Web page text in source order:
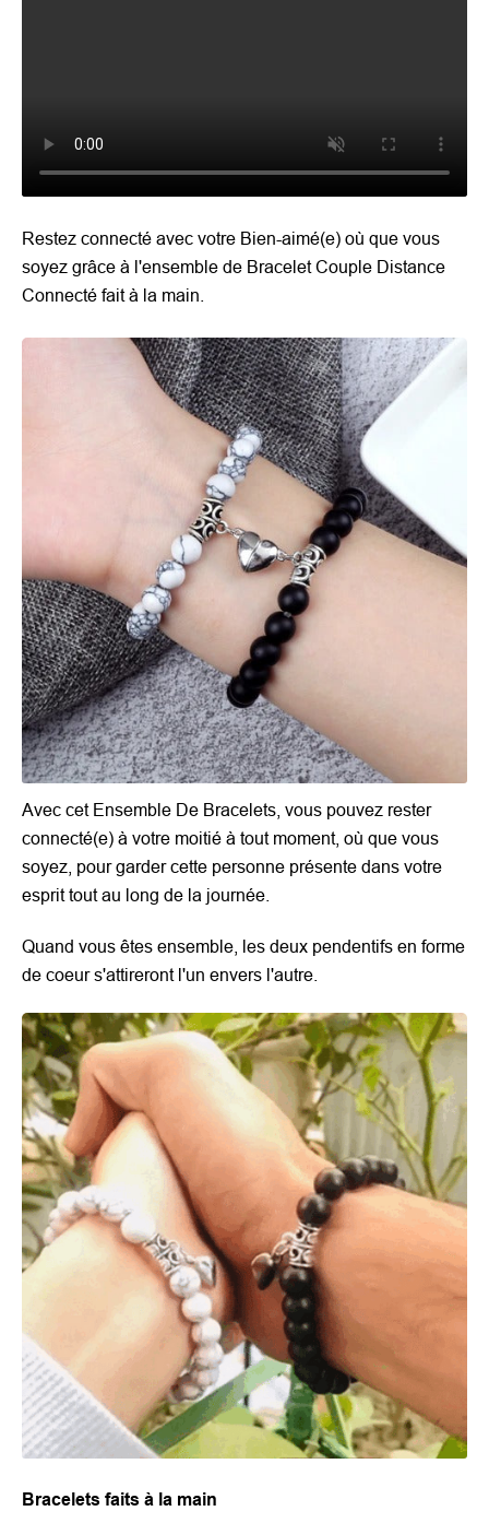
Restez connecté avec votre Bien-aimé(e) où que vous
soyez grâce à l'ensemble de Bracelet Couple Distance
Connecté fait à la main.
Avec cet Ensemble De Bracelets, vous pouvez rester
connecté(e) à votre moitié à tout moment, où que vous
soyez, pour garder cette personne présente dans votre
esprit tout au long de la journée.
Quand vous êtes ensemble, les deux pendentifs en forme
de coeur s'attireront l'un envers l'autre.
Bracelets faits à la main